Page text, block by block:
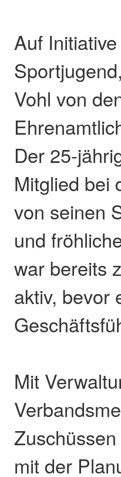
Auf
Vohl von
Der 25-
Mitglied bei
von seinen
und
war bereits
aktiv, bevor
Mit
mit der